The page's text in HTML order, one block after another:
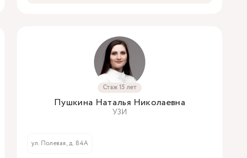
Стаж 15 лет
Пушкина Наталья Николаевна
УЗИ
ул. Полевая, д. 84А